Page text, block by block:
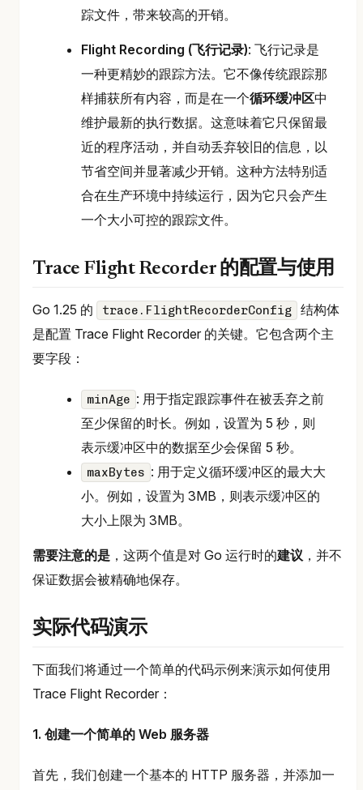
踪文件，带来较高的开销。
Flight Recording (飞行记录): 飞行记录是
一种更精妙的跟踪方法。它不像传统跟踪那
样捕获所有内容，而是在一个循环缓冲区中
维护最新的执行数据。这意味着它只保留最
近的程序活动，并自动丢弃较旧的信息，以
节省空间并显著减少开销。这种方法特别适
合在生产环境中持续运行，因为它只会产生
一个大小可控的跟踪文件。
Trace Flight Recorder 的配置与使用
Go 1.25 的 trace.FlightRecorderConfig
结构体
是配置 Trace Flight Recorder 的关键。它包含两个主
要字段：
minAge : 用于指定跟踪事件在被丢弃之前
至少保留的时长。例如，设置为 5 秒，则
表示缓冲区中的数据至少会保留 5 秒。
maxBytes : 用于定义循环缓冲区的最大大
小。例如，设置为 3MB，则表示缓冲区的
大小上限为 3MB。
需要注意的是 ，这两个值是对 Go 运行时的建议 ，并不
保证数据会被精确地保存。
实际代码演示
下面我们将通过一个简单的代码示例来演示如何使用
Trace Flight Recorder：
1. 创建一个简单的 Web 服务器
首先，我们创建一个基本的 HTTP 服务器，并添加一